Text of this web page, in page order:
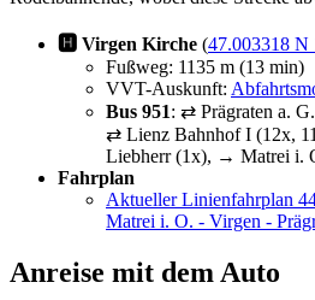
🅷 Virgen Kirche (47.003318 N
Fußweg: 1135 m (13 min)
VVT-Auskunft:
Bus 951: ⇄ Prägraten a.
⇄ Lienz Bahnhof I (12x,
Liebherr (1x), → Matrei i.
Fahrplan
Aktueller Linienfahrplan
Matrei i. O. - Virgen -
Anreise mit dem Auto